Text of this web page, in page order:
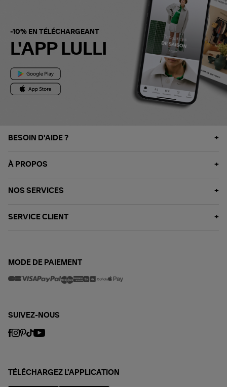
-10% EN TÉLÉCHARGEANT
L'APP LULLI
BESOIN D'AIDE ?
À PROPOS
NOS SERVICES
SERVICE CLIENT
MODE DE PAIEMENT
SUIVEZ-NOUS
TÉLÉCHARGEZ L'APPLICATION